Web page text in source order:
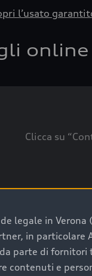
l’usato
Clicca su
legale in
in
parte di
contenuti e